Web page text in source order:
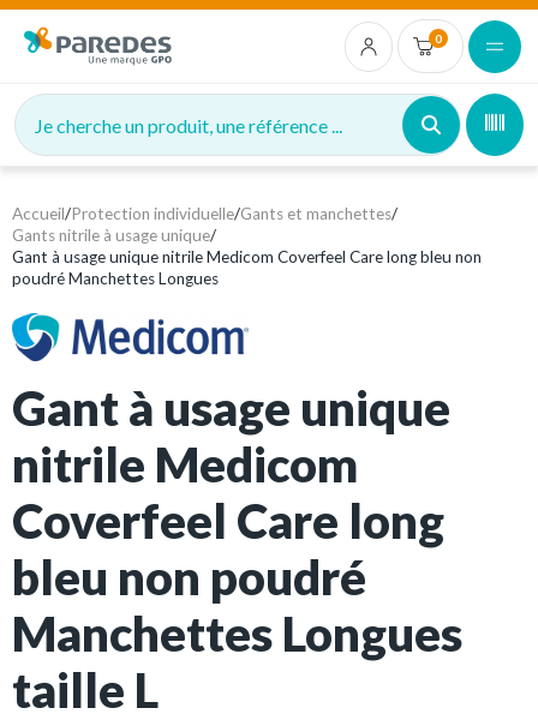
0
Je cherche un produit, une référence ...
Accueil/Protection individuelle/Gants et manchettes/
Gants nitrile à usage unique/
Gant à usage unique nitrile Medicom Coverfeel Care long bleu non
poudré Manchettes Longues
Gant à usage unique
nitrile Medicom
Coverfeel Care long
bleu non poudré
Manchettes Longues
taille L